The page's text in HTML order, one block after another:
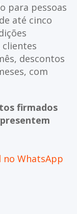
para pessoas
até cinco
clientes
descontos
com
firmados
no WhatsApp